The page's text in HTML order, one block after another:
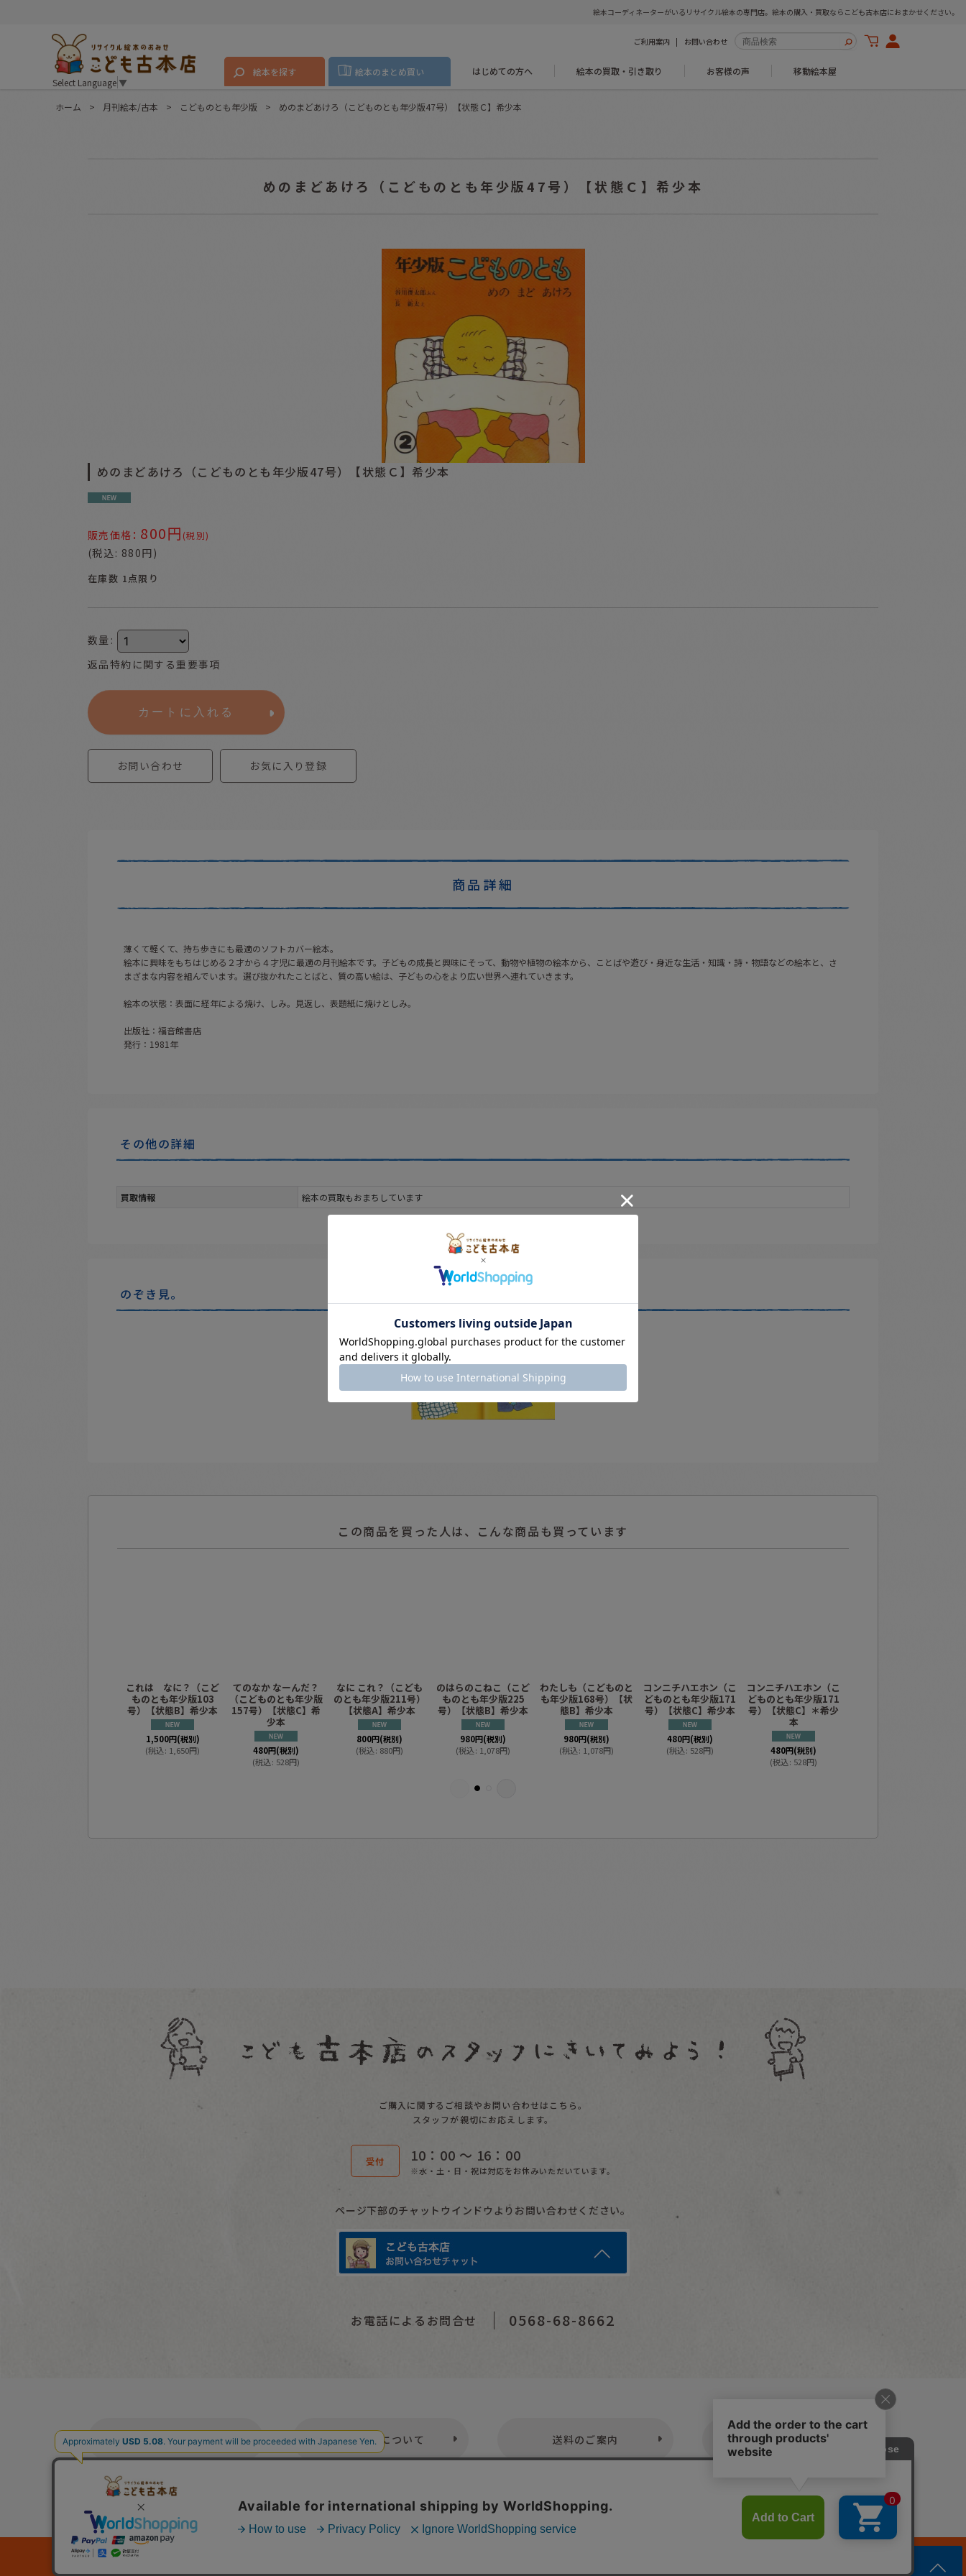
絵本コーディネーターがいるリサイクル絵本の専門店。絵本の購入・買取ならこども古本店におまかせください。
Select Language▼
ご利用案内 お問い合わせ
絵本を探す 絵本のまとめ買い はじめての方へ 絵本の買取・引き取り お客様の声 移動絵本屋
ホーム > 月刊絵本/古本 > こどものとも年少版 > めのまどあけろ（こどものとも年少版47号）【状態Ｃ】希少本
めのまどあけろ（こどものとも年少版47号）【状態Ｃ】希少本
めのまどあけろ（こどものとも年少版47号）【状態Ｃ】希少本
販売価格 : 800円 (税別)
(税込: 880円)
在庫数 1点限り
数量 :
返品特約に関する重要事項
カートに入れる
お問い合わせ お気に入り登録
商品詳細
薄くて軽くて、持ち歩きにも最適のソフトカバー絵本。
絵本に興味をもちはじめる２才から４才児に最適の月刊絵本です。子どもの成長と興味にそって、動物や植物の絵本から、ことばや遊び・身近な生活・知識・詩・物語などの絵本と、さ
まざまな内容を組んでいます。選び抜かれたことばと、質の高い絵は、子どもの心をより広い世界へ連れていきます。
絵本の状態：表面に経年による焼け、しみ。見返し、表題紙に焼けとしみ。
出版社：福音館書店
発行：1981年
その他の詳細
買取情報 絵本の買取もおまちしています
のぞき見。
この商品を買った人は、こんな商品も買っています
これは なに？（こど
ものとも年少版103
号）【状態B】希少本
1,500円(税別)
(税込: 1,650円)
てのなか なーんだ？
（こどものとも年少版
157号）【状態C】希
少本
480円(税別)
(税込: 528円)
なに これ？（こども
のとも年少版211号）
【状態A】希少本
800円(税別)
(税込: 880円)
のはらのこねこ（こど
ものとも年少版225
号）【状態B】希少本
980円(税別)
(税込: 1,078円)
わたしも（こどものと
も年少版168号）【状
態B】希少本
980円(税別)
(税込: 1,078円)
コンニチハエホン（こ
どものとも年少版171
号）【状態C】希少本
480円(税別)
(税込: 528円)
コンニチハエホン（こ
どものとも年少版171
号）【状態C】＊希少
本
480円(税別)
(税込: 528円)
ご購入に関するご相談やお問い合わせはこちら。
スタッフが親切にお応えします。
受付 10：00 〜 16：00
※水・土・日・祝は対応をお休みいただいています。
ページ下部のチャットウインドウよりお問い合わせください。
お電話によるお問合せ 0568-68-8662
ご利用案内 お支払いについて 送料のご案内 休業日のご案内
プライバシーポリシー 特定商取引法表示 お問い合わせ
© Kodomofuruhonten. all rights reserved.